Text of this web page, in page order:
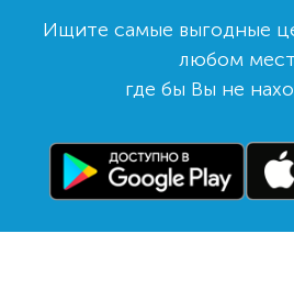
Ищите самые выгодные
любом
где бы Вы не